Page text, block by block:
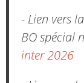
- Lien vers
BO spécial
inter 2026